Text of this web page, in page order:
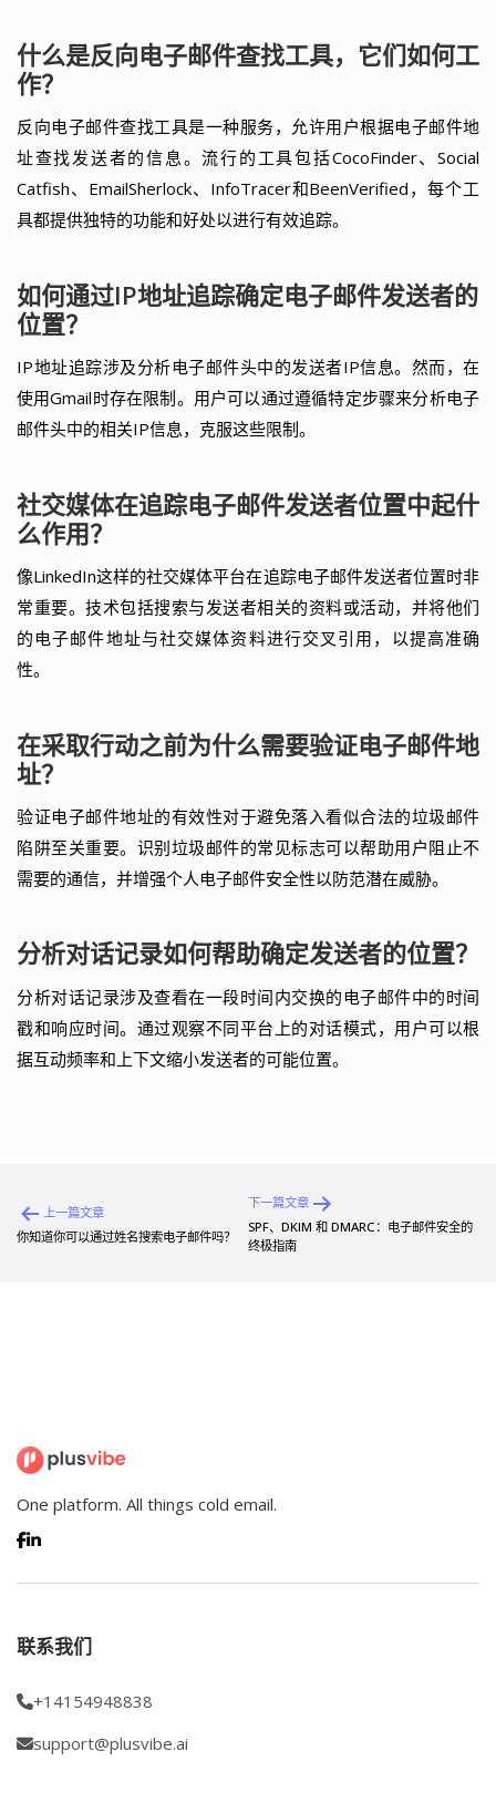
什么是反向电子邮件查找工具，它们如何工
作？
反向电子邮件查找工具是一种服务，允许用户根据电子邮件地
址查找发送者的信息。流行的工具包括CocoFinder、Social
Catfish、EmailSherlock、InfoTracer和BeenVerified，每个工
具都提供独特的功能和好处以进行有效追踪。
如何通过IP地址追踪确定电子邮件发送者的
位置？
IP地址追踪涉及分析电子邮件头中的发送者IP信息。然而，在
使用Gmail时存在限制。用户可以通过遵循特定步骤来分析电子
邮件头中的相关IP信息，克服这些限制。
社交媒体在追踪电子邮件发送者位置中起什
么作用？
像LinkedIn这样的社交媒体平台在追踪电子邮件发送者位置时非
常重要。技术包括搜索与发送者相关的资料或活动，并将他们
的电子邮件地址与社交媒体资料进行交叉引用，以提高准确
性。
在采取行动之前为什么需要验证电子邮件地
址？
验证电子邮件地址的有效性对于避免落入看似合法的垃圾邮件
陷阱至关重要。识别垃圾邮件的常见标志可以帮助用户阻止不
需要的通信，并增强个人电子邮件安全性以防范潜在威胁。
分析对话记录如何帮助确定发送者的位置？
分析对话记录涉及查看在一段时间内交换的电子邮件中的时间
戳和响应时间。通过观察不同平台上的对话模式，用户可以根
据互动频率和上下文缩小发送者的可能位置。
文
章
上一篇文章
你知道你可以通过姓名搜索电子邮件吗？
下一篇文章
SPF、DKIM 和 DMARC：电子邮件安全的
终极指南
One platform. All things cold email.
联系我们
+14154948838
support@plusvibe.ai